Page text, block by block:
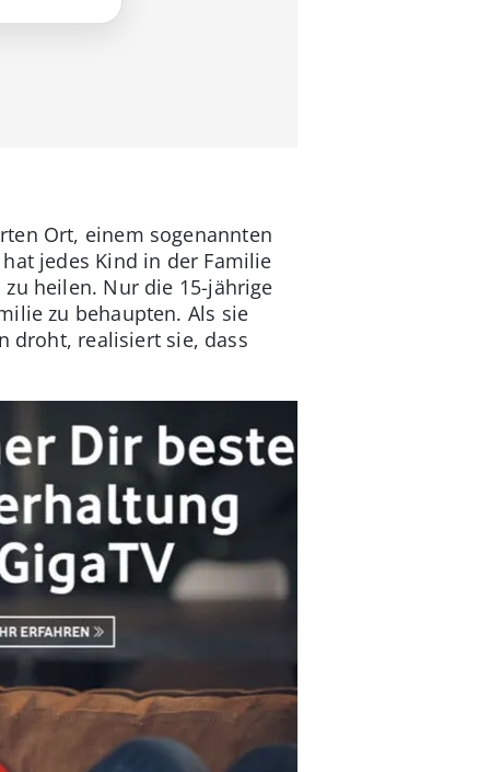
Ort, einem sogenannten
jedes Kind in der Familie
heilen. Nur die 15-jährige
zu behaupten. Als sie
droht, realisiert sie, dass